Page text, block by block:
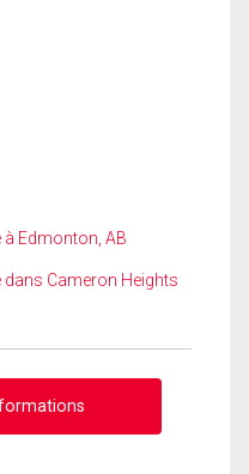
Edmonton, AB
Cameron Heights